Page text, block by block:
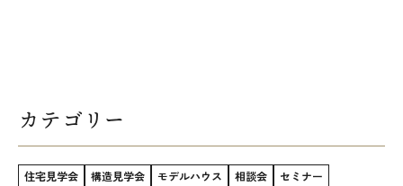
カテゴリー
住宅見学会 構造見学会 モデルハウス 相談会
セミナー